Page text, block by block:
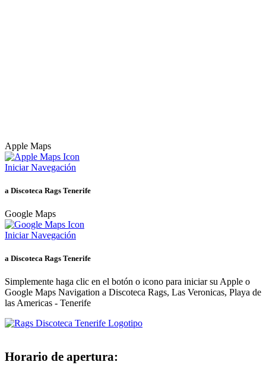
Apple Maps
Iniciar Navegación
a Discoteca Rags Tenerife
Google Maps
Iniciar Navegación
a Discoteca Rags Tenerife
Simplemente haga clic en el botón o icono para iniciar su Apple o
Google Maps Navigation a Discoteca Rags, Las Veronicas, Playa de
las Americas - Tenerife
Horario de apertura: